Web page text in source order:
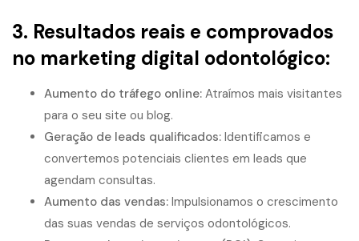
3. Resultados reais e comprovados
no marketing digital odontológico:
Aumento do tráfego online: Atraímos mais visitantes
para o seu site ou blog.
Geração de leads qualificados: Identificamos e
convertemos potenciais clientes em leads que
agendam consultas.
Aumento das vendas: Impulsionamos o crescimento
das suas vendas de serviços odontológicos.